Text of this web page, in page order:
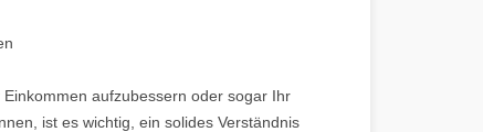
aufzubessern oder sogar Ihr
ist es wichtig, ein solides Verständnis